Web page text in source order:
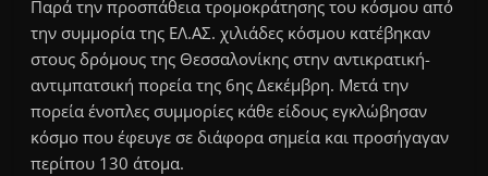
Παρά την προσπάθεια τρομοκράτησης του κόσμου από
την συμμορία της ΕΛ.ΑΣ. χιλιάδες κόσμου κατέβηκαν
στους δρόμους της Θεσσαλονίκης στην αντικρατική-
αντιμπατσική πορεία της 6ης Δεκέμβρη. Μετά την
πορεία ένοπλες συμμορίες κάθε είδους εγκλώβησαν
κόσμο που έφευγε σε διάφορα σημεία και προσήγαγαν
περίπου 130 άτομα.